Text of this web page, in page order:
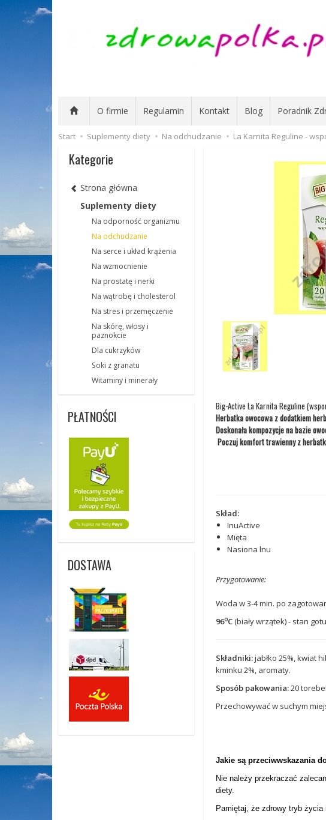
O firmie Regulamin Kontakt Blog Poradnik
Start Suplementy diety Na odchudzanie La Karnita Reguline -
Big-Active La Karnita Reguline
Herbatka owocowa z dodatkiem
Doskonała kompozycje na bazie
Poczuj komfort trawienny z
Skład:
InuActive
Mięta
Nasiona lnu
Przygotowanie:
Woda w 3-4 min. po
96oC(biały wrzątek) - stan
Składniki:jabłko 25%, kwiat
kminku 2%, aromaty.
Sposób pakowania:20
Przechowywać w suchym
Jakie są przeciwwskazania
Nie należy przekraczać
diety.
Pamiętaj, że zdrowy tryb życia
Kategorie
Strona główna
Suplementy diety
Na odporność organizmu
Na odchudzanie
Na serce i układ krążenia
Na wzmocnienie
Na prostatę i nerki
Na wątrobę i cholesterol
Na stres i przemęczenie
Na skórę, włosy i
paznokcie
Dla cukrzyków
Soki z granatu
Witaminy i minerały
PŁATNOŚCI
DOSTAWA